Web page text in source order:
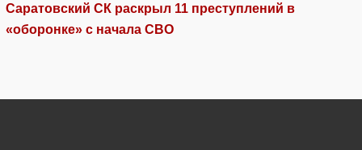
Саратовский СК раскрыл 11 преступлений в
«оборонке» с начала СВО